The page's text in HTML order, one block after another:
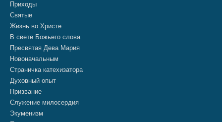
Приходы
Святые
Жизнь во Христе
В свете Божьего слова
Пресвятая Дева Мария
Новоначальным
Страничка катехизатора
Духовный опыт
Призвание
Служение милосердия
Экуменизм